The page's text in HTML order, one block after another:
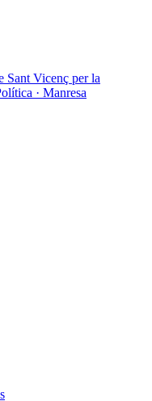
Sant Vicenç per la
· Manresa